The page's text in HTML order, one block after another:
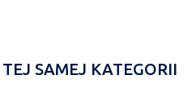
SAMEJ KATEGORII